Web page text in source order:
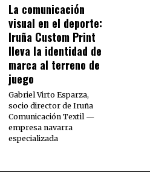
La comunicación
visual en el deporte:
Iruña Custom Print
lleva la identidad de
marca al terreno de
juego
Gabriel Virto Esparza,
socio director de Iruña
Comunicación Textil —
empresa navarra
especializada